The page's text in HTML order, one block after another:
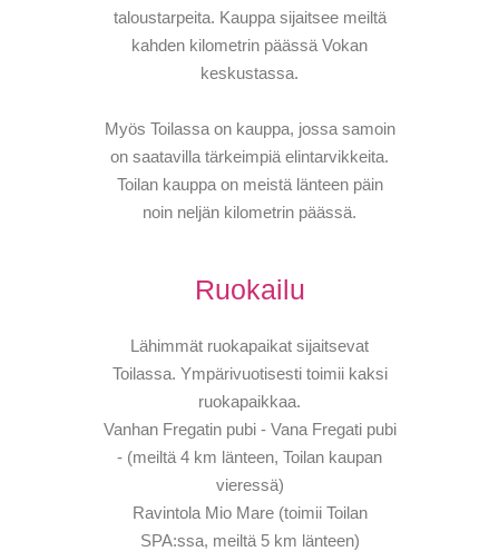
taloustarpeita. Kauppa sijaitsee meiltä
kahden kilometrin päässä Vokan
keskustassa.
Myös Toilassa on kauppa, jossa samoin
on saatavilla tärkeimpiä elintarvikkeita.
Toilan kauppa on meistä länteen päin
noin neljän kilometrin päässä.
Ruokailu
Lähimmät ruokapaikat sijaitsevat
Toilassa. Ympärivuotisesti toimii kaksi
ruokapaikkaa.
Vanhan Fregatin pubi - Vana Fregati pubi
- (meiltä 4 km länteen, Toilan kaupan
vieressä)
Ravintola Mio Mare (toimii Toilan
SPA:ssa, meiltä 5 km länteen)